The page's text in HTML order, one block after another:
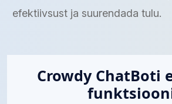
efektiivsust ja suurendada tulu.
Crowdy ChatBoti